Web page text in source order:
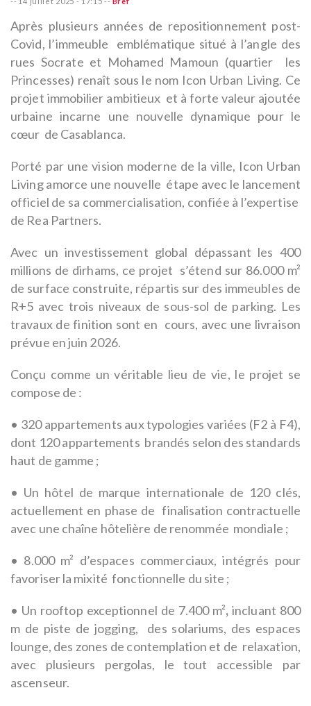
Après plusieurs années de repositionnement post-
Covid, l’immeuble emblématique situé à l’angle des
rues Socrate et Mohamed Mamoun (quartier les
Princesses) renaît sous le nom Icon Urban Living. Ce
projet immobilier ambitieux et à forte valeur ajoutée
urbaine incarne une nouvelle dynamique pour le
cœur de Casablanca.
Porté par une vision moderne de la ville, Icon Urban
Living amorce une nouvelle étape avec le lancement
officiel de sa commercialisation, confiée à l’expertise
de Rea Partners.
Avec un investissement global dépassant les 400
millions de dirhams, ce projet s’étend sur 86.000 m²
de surface construite, répartis sur des immeubles de
R+5 avec trois niveaux de sous-sol de parking. Les
travaux de finition sont en cours, avec une livraison
prévue en juin 2026.
Conçu comme un véritable lieu de vie, le projet se
compose de :
• 320 appartements aux typologies variées (F2 à F4),
dont 120 appartements brandés selon des standards
haut de gamme ;
• Un hôtel de marque internationale de 120 clés,
actuellement en phase de finalisation contractuelle
avec une chaîne hôtelière de renommée mondiale ;
• 8.000 m² d’espaces commerciaux, intégrés pour
favoriser la mixité fonctionnelle du site ;
• Un rooftop exceptionnel de 7.400 m²,incluant 800
m de piste de jogging, des solariums, des espaces
lounge, des zones de contemplation et de relaxation,
avec plusieurs pergolas, le tout accessible par
ascenseur.